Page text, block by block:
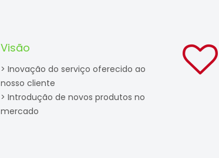
Visão
> Inovação do serviço oferecido ao
nosso cliente
> Introdução de novos produtos no
mercado